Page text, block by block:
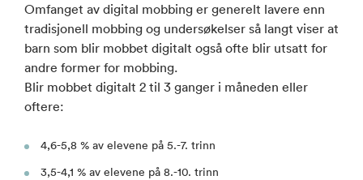
Omfanget av digital mobbing er generelt lavere enn
tradisjonell mobbing og undersøkelser så langt viser at
barn som blir mobbet digitalt også ofte blir utsatt for
andre former for mobbing.
Blir mobbet digitalt 2 til 3 ganger i måneden eller
oftere:
4,6-5,8 % av elevene på 5.-7. trinn
3,5-4,1 % av elevene på 8.-10. trinn